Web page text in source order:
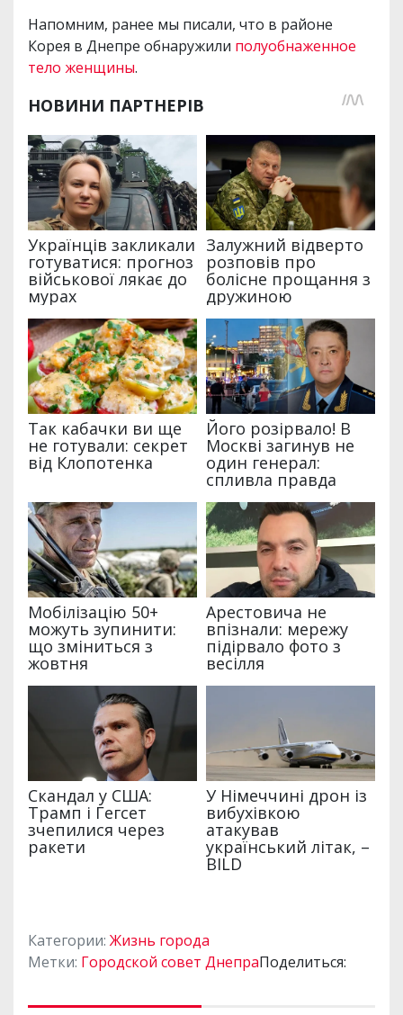
Напомним, ранее мы писали, что в районе
Корея в Днепре обнаружили полуобнаженное
тело женщины.
Категории: Жизнь города
Метки: Городской совет ДнепраПоделиться: